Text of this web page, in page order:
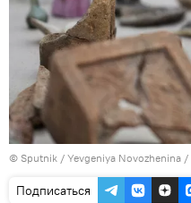
© Sputnik / Yevgeniya Novozhenina /
Подписаться